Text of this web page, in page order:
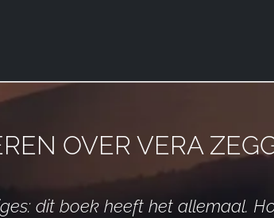
OVER VERA
dit boek heeft het allemaal.